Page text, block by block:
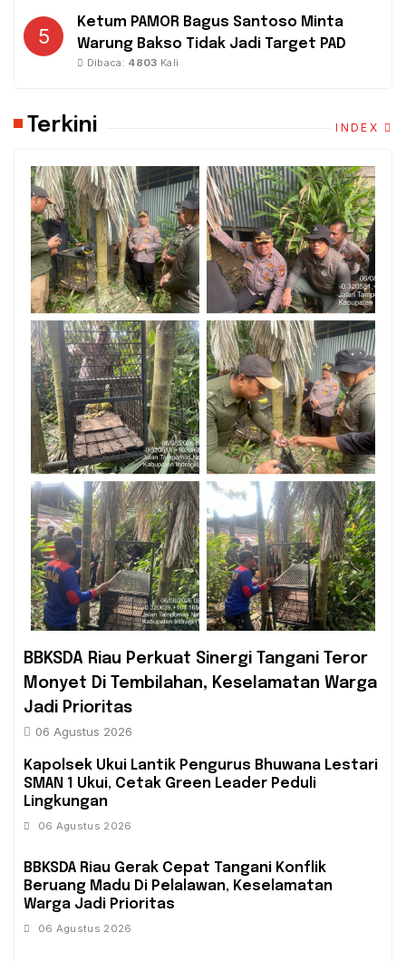
5
Ketum PAMOR Bagus Santoso Minta
Warung Bakso Tidak Jadi Target PAD
Dibaca: 4803 Kali
Terkini INDEX
BBKSDA Riau Perkuat Sinergi Tangani Teror
Monyet Di Tembilahan, Keselamatan Warga
Jadi Prioritas
06 Agustus 2026
Kapolsek Ukui Lantik Pengurus Bhuwana Lestari
SMAN 1 Ukui, Cetak Green Leader Peduli
Lingkungan
06 Agustus 2026
BBKSDA Riau Gerak Cepat Tangani Konflik
Beruang Madu Di Pelalawan, Keselamatan
Warga Jadi Prioritas
06 Agustus 2026